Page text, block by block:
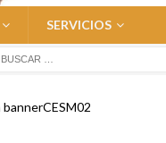
SERVICIOS